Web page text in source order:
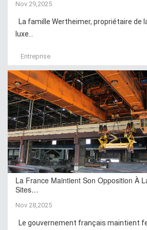
Nov 29,2025
La famille Wertheimer, propriétaire de
luxe...
Entreprise
La France Maintient Son Opposition À
Sites…
Nov 28,2025
Le gouvernement français maintient